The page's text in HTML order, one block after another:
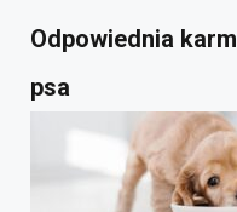
Odpowiednia
psa